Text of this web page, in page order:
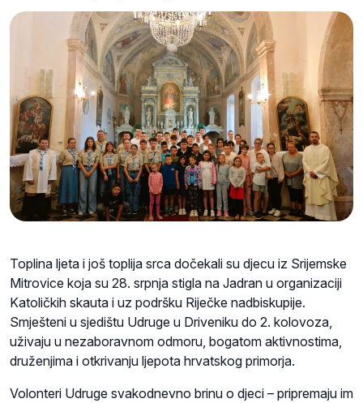
Toplina ljeta i još toplija srca dočekali su djecu iz Srijemske
Mitrovice koja su 28. srpnja stigla na Jadran u organizaciji
Katoličkih skauta i uz podršku Riječke nadbiskupije.
Smješteni u sjedištu Udruge u Driveniku do 2. kolovoza,
uživaju u nezaboravnom odmoru, bogatom aktivnostima,
druženjima i otkrivanju ljepota hrvatskog primorja.
Volonteri Udruge svakodnevno brinu o djeci – pripremaju im